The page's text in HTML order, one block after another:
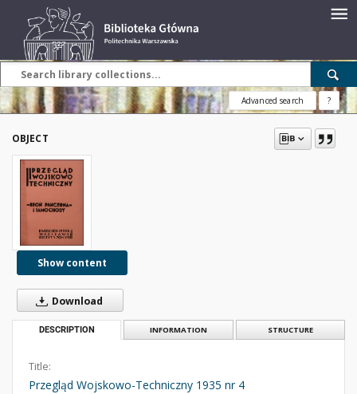
Advanced search ?
OBJECT
Show content
Download
DESCRIPTION INFORMATION STRUCTURE
Title:
Przegląd Wojskowo-Techniczny 1935 nr 4